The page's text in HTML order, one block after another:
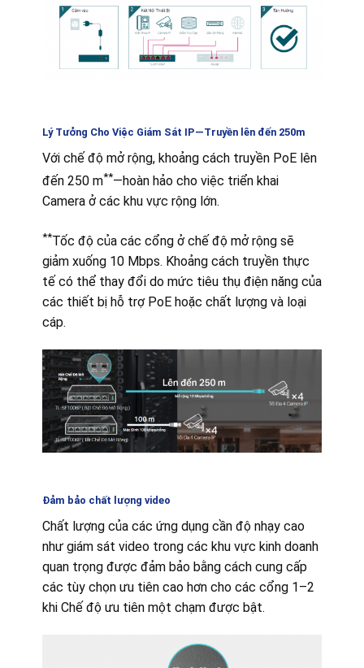
Lý Tưởng Cho Việc Giám Sát IP—Truyền lên đến 250m
Với chế độ mở rộng, khoảng cách truyền PoE lên
đến 250 m**—hoàn hảo cho việc triển khai
Camera ở các khu vực rộng lớn.
**Tốc độ của các cổng ở chế độ mở rộng sẽ
giảm xuống 10 Mbps. Khoảng cách truyền thực
tế có thể thay đổi do mức tiêu thụ điện năng của
các thiết bị hỗ trợ PoE hoặc chất lượng và loại
cáp.
Đảm bảo chất lượng video
Chất lượng của các ứng dụng cần độ nhạy cao
như giám sát video trong các khu vực kinh doanh
quan trọng được đảm bảo bằng cách cung cấp
các tùy chọn ưu tiên cao hơn cho các cổng 1–2
khi Chế độ ưu tiên một chạm được bật.